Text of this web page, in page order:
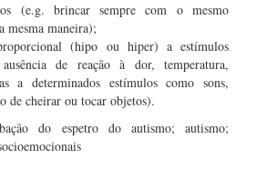
(e.g. brincar sempre com o mesmo
mesma maneira);
(hipo ou hiper) a estímulos
de reação à dor, temperatura,
a determinados estímulos como sons,
de cheirar ou tocar objetos).
do espetro do autismo; autismo;